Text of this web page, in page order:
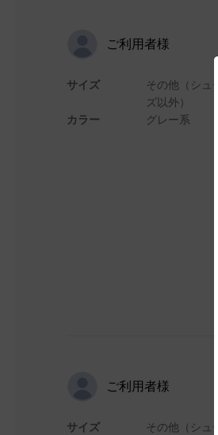
ご利用者様
サイズ
カラー
その他（シュー
ズ以外）
グレー系
ご利用者様
サイズ
その他（シュー